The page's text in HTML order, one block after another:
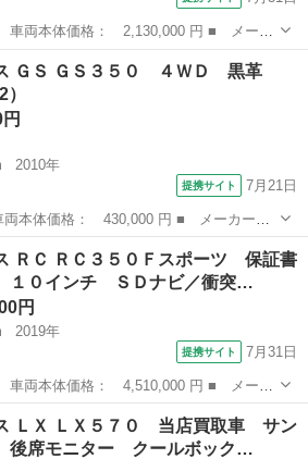
： ＩＳ ■ グレード名： ＩＳ２５
ーエンジン プッシュスタート バック
ＧＳ ＧＳ３５０ ４ＷＤ 黒革
2010年
提携サイト 7月21日
ＧＳ ■ グレード名： ＧＳ３５０
3500cc ■ ドア枚数： 4D ■ ミッショ
ＲＣ ＲＣ３５０Ｆスポーツ 保証書
１０インチ ＳＤナビ／衝突…
円
2019年
提携サイト 7月31日
： ＲＣ ■ グレード名： ＲＣ３５０
１０インチ ＳＤナビ／衝突安全装置／
ＬＸ ＬＸ５７０ 当店買取車 サン
後席モニター クールボック…